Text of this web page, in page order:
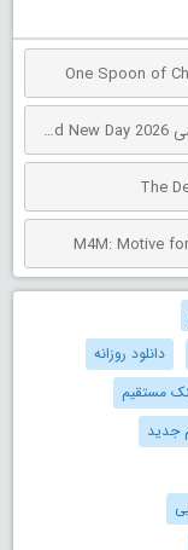
دانلود فیلم مرد عنکبوتی: روز کاملاً جدید دوبله فارسی Spider-Man: Brand New Day 2026
دانلود روزانه
مستقیم
جدید